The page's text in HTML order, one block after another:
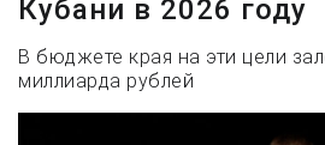
Кубани в 2026 году
В бюджете края на эти цели
миллиарда рублей